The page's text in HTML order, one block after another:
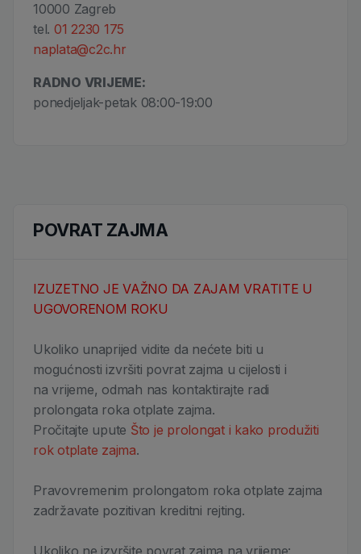
10000 Zagreb
tel. 01 2230 175
naplata@c2c.hr
RADNO VRIJEME:
ponedjeljak-petak 08:00-19:00
POVRAT ZAJMA
IZUZETNO JE VAŽNO DA ZAJAM VRATITE U
UGOVORENOM ROKU
Ukoliko unaprijed vidite da nećete biti u
mogućnosti izvršiti povrat zajma u cijelosti i
na vrijeme, odmah nas kontaktirajte radi
prolongata roka otplate zajma.
Pročitajte upute Što je prolongat i kako produžiti
rok otplate zajma.
Pravovremenim prolongatom roka otplate zajma
zadržavate pozitivan kreditni rejting.